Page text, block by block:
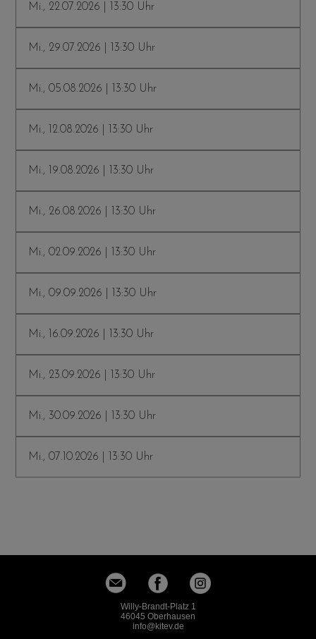
Mi., 22.07.2026 | 13:30 Uhr
Mi., 29.07.2026 | 13:30 Uhr
Mi., 05.08.2026 | 13:30 Uhr
Mi., 12.08.2026 | 13:30 Uhr
Mi., 19.08.2026 | 13:30 Uhr
Mi., 26.08.2026 | 13:30 Uhr
Mi., 02.09.2026 | 13:30 Uhr
Mi., 09.09.2026 | 13:30 Uhr
Mi., 16.09.2026 | 13:30 Uhr
Mi., 23.09.2026 | 13:30 Uhr
Mi., 30.09.2026 | 13:30 Uhr
Mi., 07.10.2026 | 13:30 Uhr
Willy-Brandt-Platz 1
46045 Oberhausen
info
kitev.de